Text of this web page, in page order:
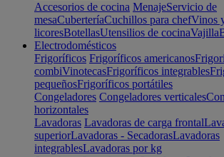
Accesorios de cocina MenajeServicio de
mesaCuberteríaCuchillos para chefVinos
licoresBotellasUtensilios de cocinaVajilla
Electrodomésticos
Frigoríficos Frigoríficos americanos
combiVinotecasFrigoríficos integrables
pequeñosFrigoríficos portátiles
Congeladores Congeladores verticales
horizontales
Lavadoras Lavadoras de carga frontal
superiorLavadoras - SecadorasLavadoras
integrablesLavadoras por kg